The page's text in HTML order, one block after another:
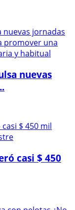
nuevas
casi $ 450